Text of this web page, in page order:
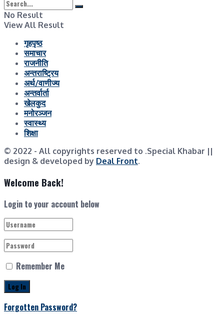
No Result
View All Result
गृहपृष्ठ
समाचार
राजनीति
अन्तराष्ट्रिय
अर्थ/वाणीज्य
अन्तर्वार्ता
खेलकुद
मनोरञ्जन
स्वास्थ्य
शिक्षा
© 2022 - All copyrights reserved to .Special Khabar ||
design & developed by Deal Front.
Welcome Back!
Login to your account below
Remember Me
Forgotten Password?